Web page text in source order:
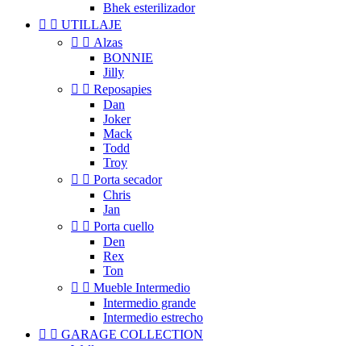
Bhek esterilizador
  UTILLAJE
  Alzas
BONNIE
Jilly
  Reposapies
Dan
Joker
Mack
Todd
Troy
  Porta secador
Chris
Jan
  Porta cuello
Den
Rex
Ton
  Mueble Intermedio
Intermedio grande
Intermedio estrecho
  GARAGE COLLECTION